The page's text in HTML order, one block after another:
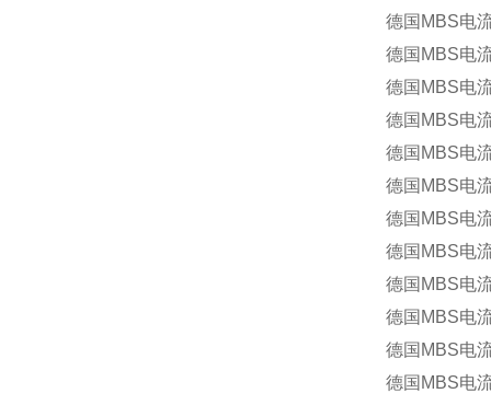
德国MBS电
德国MBS电
德国MBS电
德国MBS电
德国MBS电
德国MBS电
德国MBS电
德国MBS电
德国MBS电
德国MBS电
德国MBS电
德国MBS电